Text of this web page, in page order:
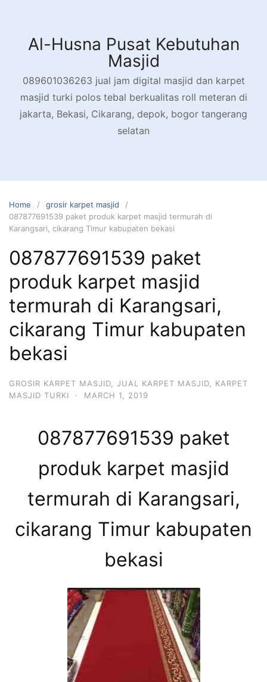
contentAl-Husna Pusat Kebutuhan
Masjid
089601036263 jual jam digital masjid dan karpet
masjid turki polos tebal berkualitas roll meteran di
jakarta, Bekasi, Cikarang, depok, bogor tangerang
selatan
Home
grosir karpet masjid
087877691539 paket produk karpet masjid termurah di
Karangsari, cikarang Timur kabupaten bekasi
087877691539 paket
produk karpet masjid
termurah di Karangsari,
cikarang Timur kabupaten
bekasi
GROSIR KARPET MASJID JUAL KARPET MASJID
KARPET
MASJID TURKI
· MARCH 1, 2019
087877691539 paket
produk karpet masjid
termurah di Karangsari,
cikarang Timur kabupaten
bekasi